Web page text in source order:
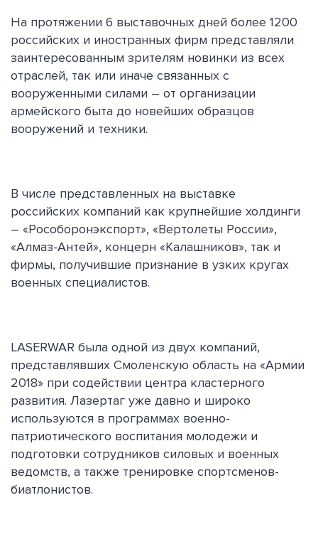
На протяжении 6 выставочных дней более 1200
российских и иностранных фирм представляли
заинтересованным зрителям новинки из всех
отраслей, так или иначе связанных с
вооруженными силами – от организации
армейского быта до новейших образцов
вооружений и техники.
В числе представленных на выставке
российских компаний как крупнейшие холдинги
– «Рособоронэкспорт», «Вертолеты России»,
«Алмаз-Антей», концерн «Калашников», так и
фирмы, получившие признание в узких кругах
военных специалистов.
LASERWAR была одной из двух компаний,
представлявших Смоленскую область на «Армии
2018» при содействии центра кластерного
развития. Лазертаг уже давно и широко
используются в программах военно-
патриотического воспитания молодежи и
подготовки сотрудников силовых и военных
ведомств, а также тренировке спортсменов-
биатлонистов.